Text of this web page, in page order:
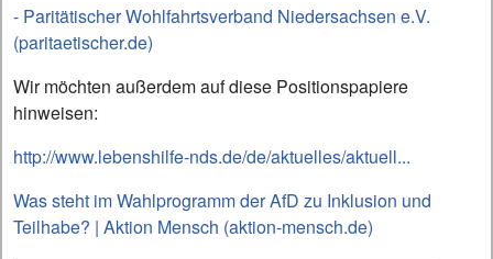
- Paritätischer Wohlfahrtsverband Niedersachsen e.V.
(paritaetischer.de)
Wir möchten außerdem auf diese Positionspapiere
hinweisen:
http://www.lebenshilfe-nds.de/de/aktuelles/aktuell...
Was steht im Wahlprogramm der AfD zu Inklusion und
Teilhabe? | Aktion Mensch (aktion-mensch.de)